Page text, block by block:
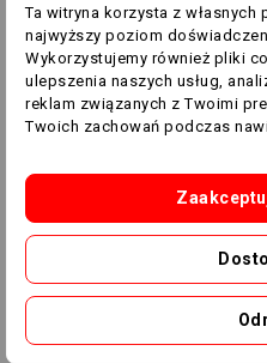
konstrukcja sprawiają, że
podczas najbardziej
zawiera co najmniej 20%
pozwala uniknąć dużego
produkcja nowo powstałych
SZCZEGÓŁY:
Powłoka, 100% TPU
Maszynowo szyta
Butylowy pęcherz
Nadrukowane logo
Model wymaga
Ta witryna korzysta z
najwyższy poziom
Wykorzystujemy również pliki
ulepszenia naszych usług,
reklam związanych z Twoimi
Twoich zachowań podczas